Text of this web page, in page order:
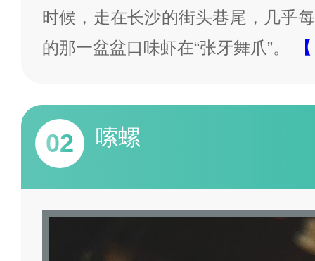
时候，走在长沙的街头巷尾，几乎
的那一盆盆口味虾在“张牙舞爪”。
02 嗦螺